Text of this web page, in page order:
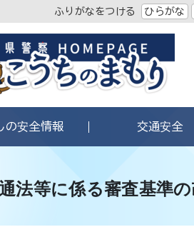
ふりがなをつける ひらがな
の安全情報 交通安全
法等に係る審査基準